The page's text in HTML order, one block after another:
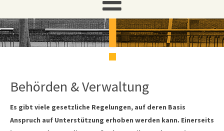
Behörden & Verwaltung
Es gibt viele gesetzliche Regelungen, auf deren Basis
Anspruch auf Unterstützung erhoben werden kann. Einerseits